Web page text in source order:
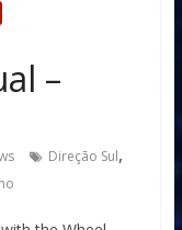
–
Direção Sul,